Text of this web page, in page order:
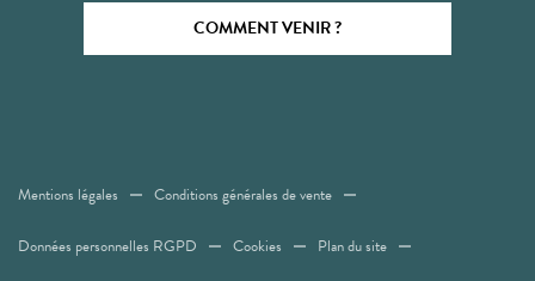
COMMENT VENIR ?
Mentions légales Conditions générales de vente
Données personnelles RGPD Cookies Plan du site